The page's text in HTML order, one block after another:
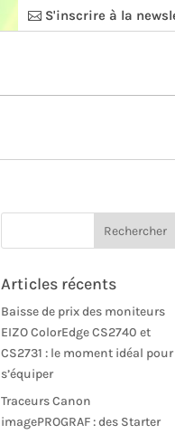
S'inscrire à la
Articles récents
Baisse de prix des moniteurs
EIZO ColorEdge CS2740 et
CS2731 : le moment idéal pour
s’équiper
Traceurs Canon
imagePROGRAF : des Starter